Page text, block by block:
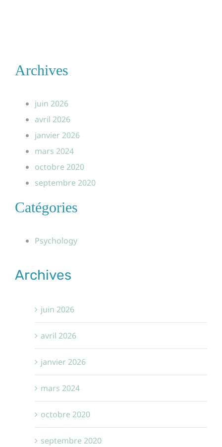
Archives
juin 2026
avril 2026
janvier 2026
mars 2024
octobre 2020
septembre 2020
Catégories
Psychology
Archives
juin 2026
avril 2026
janvier 2026
mars 2024
octobre 2020
septembre 2020